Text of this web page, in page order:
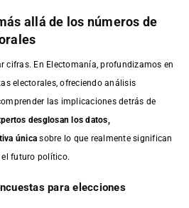
allá de los números de
cifras. En Electomanía, profundizamos en
electorales, ofreciendo análisis
las implicaciones detrás de
desglosan los datos,
única sobre lo que realmente significan
el futuro político.
para elecciones